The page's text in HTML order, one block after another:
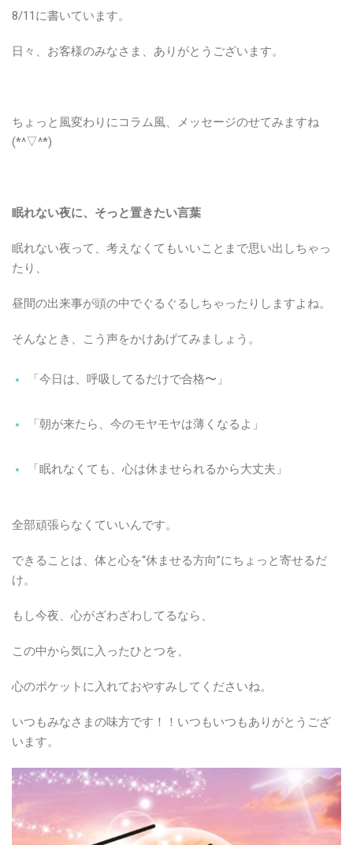
8/11に書いています。
日々、お客様のみなさま、ありがとうございます。
ちょっと風変わりにコラム風、メッセージのせてみますね
(*^▽^*)
眠れない夜に、そっと置きたい言葉
眠れない夜って、考えなくてもいいことまで思い出しちゃっ
たり、
昼間の出来事が頭の中でぐるぐるしちゃったりしますよね。
そんなとき、こう声をかけあげてみましょう。
「今日は、呼吸してるだけで合格〜」
「朝が来たら、今のモヤモヤは薄くなるよ」
「眠れなくても、心は休ませられるから大丈夫」
全部頑張らなくていいんです。
できることは、体と心を“休ませる方向”にちょっと寄せるだ
け。
もし今夜、心がざわざわしてるなら、
この中から気に入ったひとつを、
心のポケットに入れておやすみしてくださいね。
いつもみなさまの味方です！！いつもいつもありがとうござ
います。